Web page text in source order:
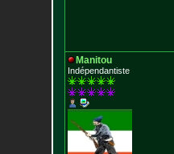
Manitou
Indépendantiste